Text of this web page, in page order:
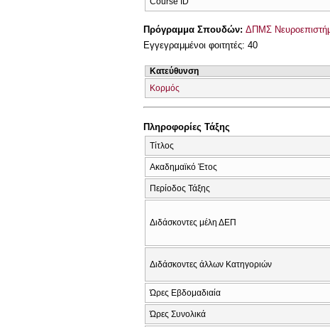
Πρόγραμμα Σπουδών: ΔΠΜΣ
Εγγεγραμμένοι φοιτητές: 40
Κατεύθυνση
Κορμός
Πληροφορίες Τάξης
Τίτλος
Ακαδημαϊκό Έτος
Περίοδος Τάξης
Διδάσκοντες μέλη ΔΕΠ
Διδάσκοντες άλλων Κατηγοριών
Ώρες Εβδομαδιαία
Ώρες Συνολικά